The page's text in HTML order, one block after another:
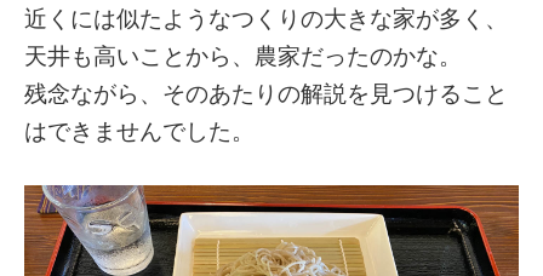
近くには似たようなつくりの大きな家が多く、
天井も高いことから、農家だったのかな。
残念ながら、そのあたりの解説を見つけること
はできませんでした。